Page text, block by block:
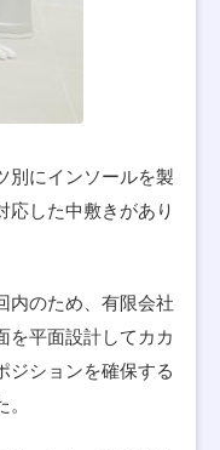
別にインソールを製
応した中敷きがあり
内のため、有限会社
を平面設計してカカ
ジションを確保する